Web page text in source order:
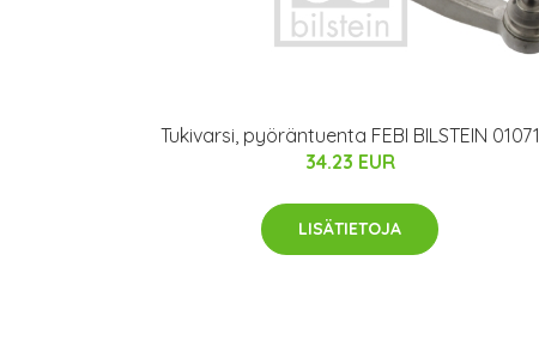
Tukivarsi, pyöräntuenta FEBI BILSTEIN 01071
34.23 EUR
LISÄTIETOJA